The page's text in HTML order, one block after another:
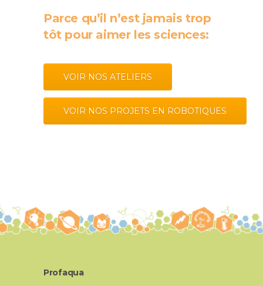
Parce qu’il n’est jamais trop
tôt pour aimer les sciences:
VOIR NOS ATELIERS
VOIR NOS PROJETS EN ROBOTIQUES
Profaqua